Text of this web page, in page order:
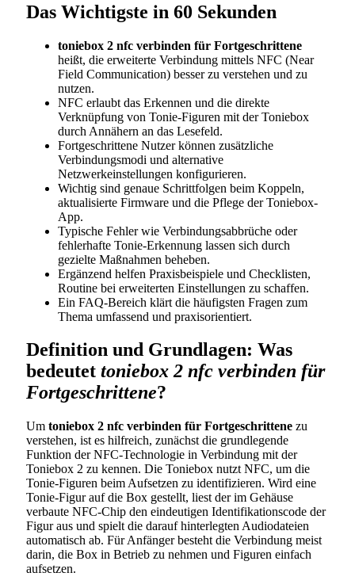
Das Wichtigste in 60 Sekunden
toniebox 2 nfc verbinden für Fortgeschrittene
heißt, die erweiterte Verbindung mittels NFC (Near
Field Communication) besser zu verstehen und zu
nutzen.
NFC erlaubt das Erkennen und die direkte
Verknüpfung von Tonie-Figuren mit der Toniebox
durch Annähern an das Lesefeld.
Fortgeschrittene Nutzer können zusätzliche
Verbindungsmodi und alternative
Netzwerkeinstellungen konfigurieren.
Wichtig sind genaue Schrittfolgen beim Koppeln,
aktualisierte Firmware und die Pflege der Toniebox-
App.
Typische Fehler wie Verbindungsabbrüche oder
fehlerhafte Tonie-Erkennung lassen sich durch
gezielte Maßnahmen beheben.
Ergänzend helfen Praxisbeispiele und Checklisten,
Routine bei erweiterten Einstellungen zu schaffen.
Ein FAQ-Bereich klärt die häufigsten Fragen zum
Thema umfassend und praxisorientiert.
Definition und Grundlagen: Was
bedeutet toniebox 2 nfc verbinden für
Fortgeschrittene?
Um toniebox 2 nfc verbinden für Fortgeschrittene zu
verstehen, ist es hilfreich, zunächst die grundlegende
Funktion der NFC-Technologie in Verbindung mit der
Toniebox 2 zu kennen. Die Toniebox nutzt NFC, um die
Tonie-Figuren beim Aufsetzen zu identifizieren. Wird eine
Tonie-Figur auf die Box gestellt, liest der im Gehäuse
verbaute NFC-Chip den eindeutigen Identifikationscode der
Figur aus und spielt die darauf hinterlegten Audiodateien
automatisch ab. Für Anfänger besteht die Verbindung meist
darin, die Box in Betrieb zu nehmen und Figuren einfach
aufsetzen.